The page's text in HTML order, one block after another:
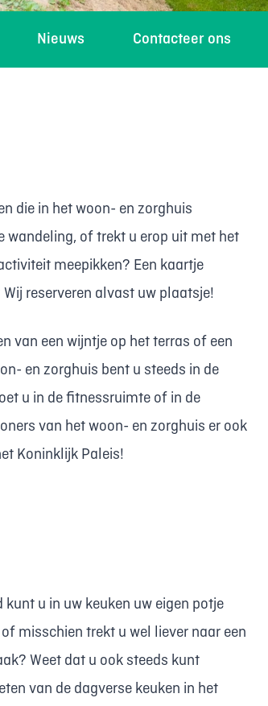
Nieuws Contacteer ons
die in het woon- en zorghuis
wandeling, of trekt u erop uit met het
meepikken? Een kaartje
reserveren alvast uw plaatsje!
van een wijntje op het terras of een
en zorghuis bent u steeds in de
u in de fitnessruimte of in de
van het woon- en zorghuis er ook
Koninklijk Paleis!
kunt u in uw keuken uw eigen potje
misschien trekt u wel liever naar een
Weet dat u ook steeds kunt
van de dagverse keuken in het